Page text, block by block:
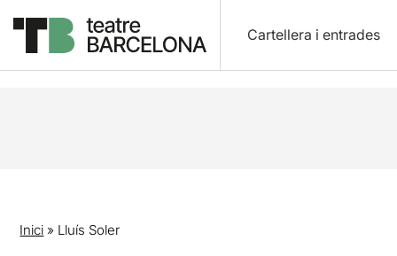
Cartellera i entrades
Inici » Lluís Soler